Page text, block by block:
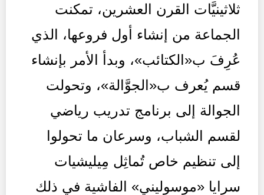
ثلاثينيَّات القرن العشرين، تمكنت
الجماعة من إنشاء أول فروعها، الذي
عُرِفَ ب«الكتائب»، وبدأ الأمر بإنشاء
قسم يُعرف ب«الجوَّالة»، وتحولت
الجوالة إلى برنامج تدريب رياضي
لقسم الشباب، وسرعان ما تحولوا
إلى تنظيم خاص تُماثِل مِيليشيات
سرايا «موسوليني» الفاشية في ذلك